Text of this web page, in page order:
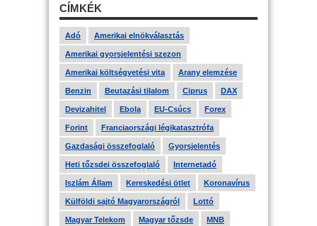
CÍMKÉK
Adó Amerikai elnökválasztás
Amerikai gyorsjelentési szezon
Amerikai költségvetési vita Arany elemzése
Benzin Beutazási tilalom Ciprus DAX
Devizahitel Ebola EU-Csúcs Forex
Forint Franciaországi légikatasztrófa
Gazdasági összefoglaló Gyorsjelentés
Heti tőzsdei összefoglaló Internetadó
Iszlám Állam Kereskedési ötlet Koronavírus
Külföldi sajtó Magyarországról Lottó
Magyar Telekom Magyar tőzsde MNB